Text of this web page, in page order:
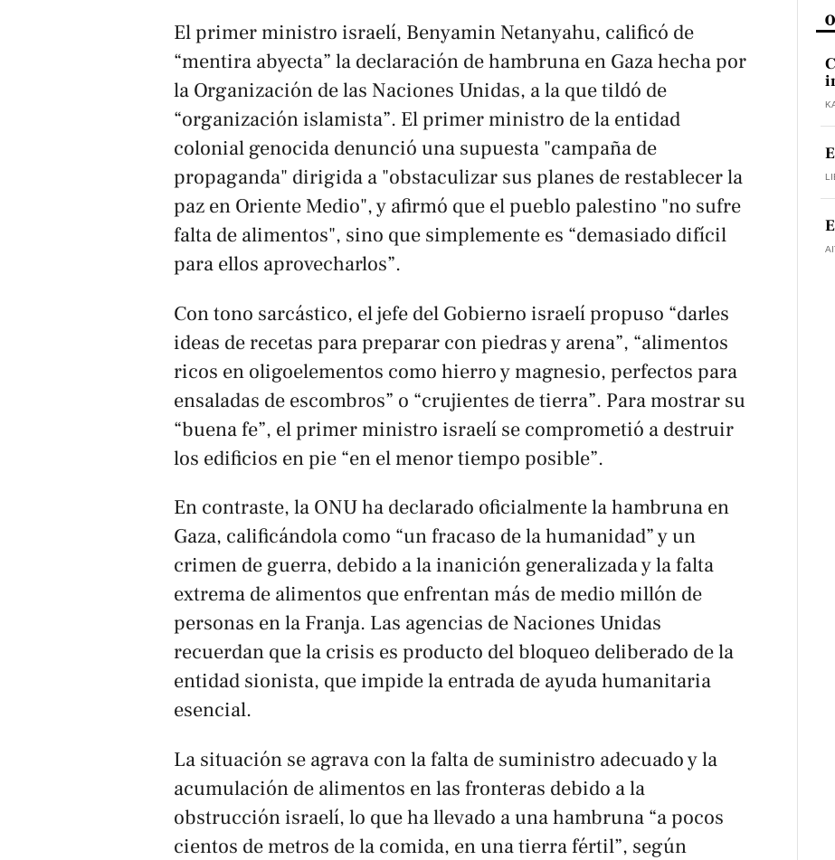
El primer ministro israelí, Benyamin Netanyahu, calificó de
“mentira abyecta” la declaración de hambruna en Gaza hecha por
la Organización de las Naciones Unidas, a la que tildó de
“organización islamista”. El primer ministro de la entidad
colonial genocida denunció una supuesta "campaña de
propaganda" dirigida a "obstaculizar sus planes de restablecer la
paz en Oriente Medio", y afirmó que el pueblo palestino "no sufre
falta de alimentos", sino que simplemente es “demasiado difícil
para ellos aprovecharlos”.
Con tono sarcástico, el jefe del Gobierno israelí propuso “darles
ideas de recetas para preparar con piedras y arena”, “alimentos
ricos en oligoelementos como hierro y magnesio, perfectos para
ensaladas de escombros” o “crujientes de tierra”. Para mostrar su
“buena fe”, el primer ministro israelí se comprometió a destruir
los edificios en pie “en el menor tiempo posible”.
En contraste, la ONU ha declarado oficialmente la hambruna en
Gaza, calificándola como “un fracaso de la humanidad” y un
crimen de guerra, debido a la inanición generalizada y la falta
extrema de alimentos que enfrentan más de medio millón de
personas en la Franja. Las agencias de Naciones Unidas
recuerdan que la crisis es producto del bloqueo deliberado de la
entidad sionista, que impide la entrada de ayuda humanitaria
esencial.
La situación se agrava con la falta de suministro adecuado y la
acumulación de alimentos en las fronteras debido a la
obstrucción israelí, lo que ha llevado a una hambruna “a pocos
cientos de metros de la comida, en una tierra fértil”, según